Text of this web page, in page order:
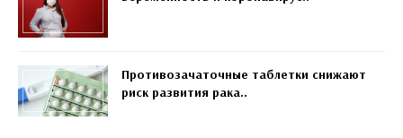
Противозачаточные таблетки снижают
риск развития рака..